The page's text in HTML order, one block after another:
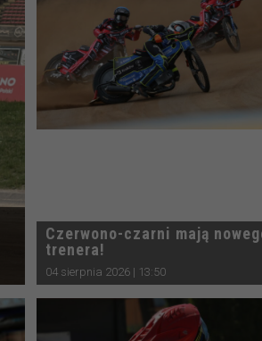
Czerwono-czarni mają
trenera!
04 sierpnia 2026 | 13:50